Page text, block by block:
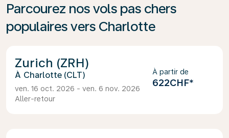
Parcourez nos vols pas chers
populaires vers Charlotte
Zurich (ZRH)
Charlotte (CLT)
ven. 16 oct. 2026 - ven. 6 nov. 2026
Aller-retour
À partir de
622CHF*